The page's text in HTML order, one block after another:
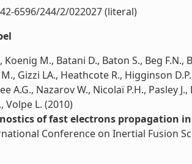
6596/244/2/022027 (literal)
Koenig M., Batani D., Baton S., Beg
Gizzi LA., Heathcote R., Higginson
A.G., Nazarov W., Nicolaï P.H., Pasley
Volpe L. (2010)
of fast electrons propagation
Conference on Inertial Fusion